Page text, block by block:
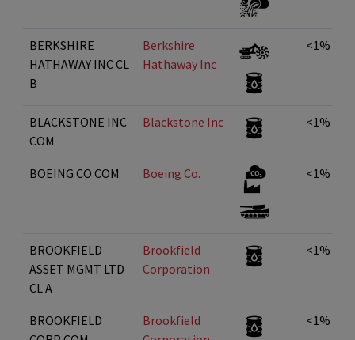
BERKSHIRE
HATHAWAY INC CL
B
Berkshire
Hathaway Inc
<1%
BLACKSTONE INC
COM
Blackstone Inc <1%
BOEING CO COM Boeing Co. <1%
BROOKFIELD
ASSET MGMT LTD
CL A
Brookfield
Corporation
<1%
BROOKFIELD
Brookfield
<1%